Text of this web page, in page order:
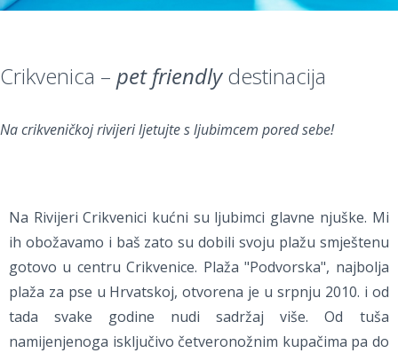
Crikvenica – pet friendlydestinacija
Na crikveničkoj rivijeri ljetujte s ljubimcem pored sebe!
Na Rivijeri Crikvenici kućni su ljubimci glavne njuške. Mi
ih obožavamo i baš zato su dobili svoju plažu smještenu
gotovo u centru Crikvenice. Plaža "Podvorska", najbolja
plaža za pse u Hrvatskoj, otvorena je u srpnju 2010. i od
tada svake godine nudi sadržaj više. Od tuša
namijenjenoga isključivo četveronožnim kupačima pa do